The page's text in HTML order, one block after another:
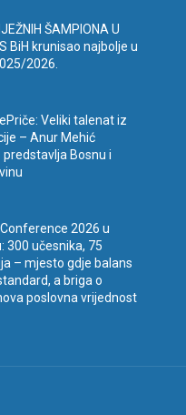
ŠAMPIONA U
BiH krunisao najbolje u
2026.
Veliki talenat iz
– Anur Mehić
predstavlja Bosnu i
2026 u
300 učesnika, 75
– mjesto gdje balans
a briga o
poslovna vrijednost